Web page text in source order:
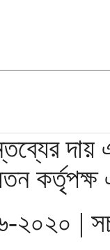
দায়
২০২০ |